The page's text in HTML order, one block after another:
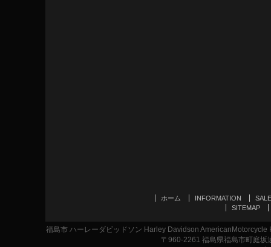
ホーム INFORMATION
SALE
SITEMAP
福島市 ハーレーダビッドソン Harley Davidson
〒960-2261 福島県福島市町庭